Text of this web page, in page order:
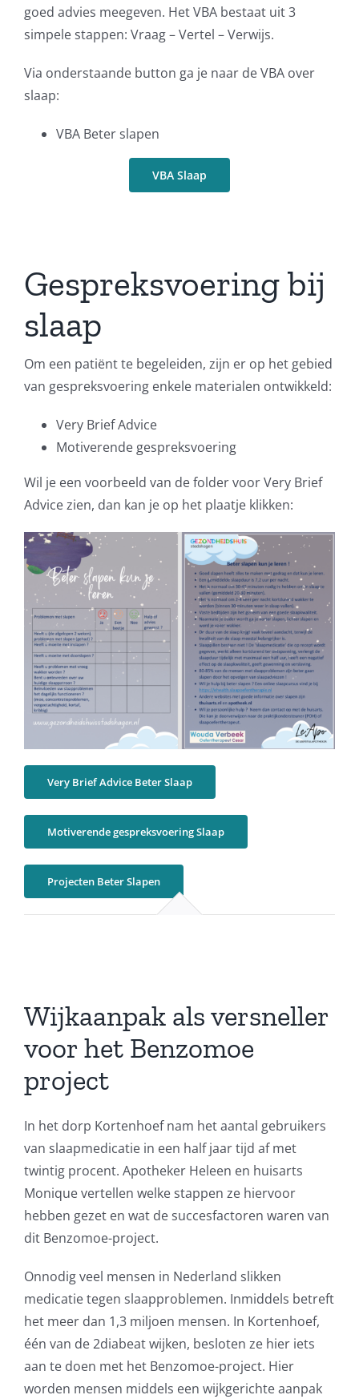
goed advies meegeven. Het VBA bestaat uit 3
simpele stappen: Vraag – Vertel – Verwijs.
Via onderstaande button ga je naar de VBA over
slaap:
VBA Beter slapen
VBA Slaap
Gespreksvoering bij
slaap
Om een patiënt te begeleiden, zijn er op het gebied
van gespreksvoering enkele materialen ontwikkeld:
Very Brief Advice
Motiverende gespreksvoering
Wil je een voorbeeld van de folder voor Very Brief
Advice zien, dan kan je op het plaatje klikken:
Very Brief Advice Beter Slaap
Motiverende gespreksvoering Slaap
Projecten Beter Slapen
Wijkaanpak als versneller
voor het Benzomoe
project
In het dorp Kortenhoef nam het aantal gebruikers
van slaapmedicatie in een half jaar tijd af met
twintig procent. Apotheker Heleen en huisarts
Monique vertellen welke stappen ze hiervoor
hebben gezet en wat de succesfactoren waren van
dit Benzomoe-project.
Onnodig veel mensen in Nederland slikken
medicatie tegen slaapproblemen. Inmiddels betreft
het meer dan 1,3 miljoen mensen. In Kortenhoef,
één van de 2diabeat wijken, besloten ze hier iets
aan te doen met het Benzomoe-project. Hier
worden mensen middels een wijkgerichte aanpak